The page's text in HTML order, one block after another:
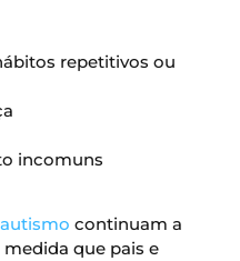
repetitivos ou
incomuns
continuam a
que pais e